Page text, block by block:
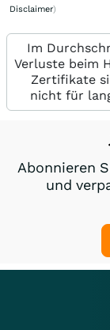
Disclaimer)
Im
Verluste beim
Zertifikate
nicht für
Abonnieren
und